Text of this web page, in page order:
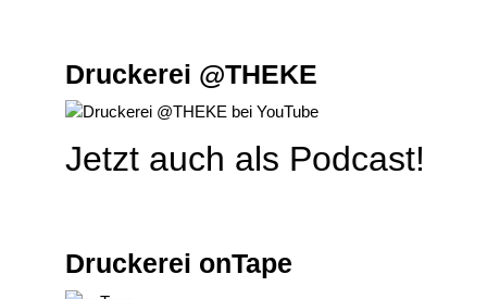
Druckerei @THEKE
Jetzt auch als Podcast!
Druckerei onTape